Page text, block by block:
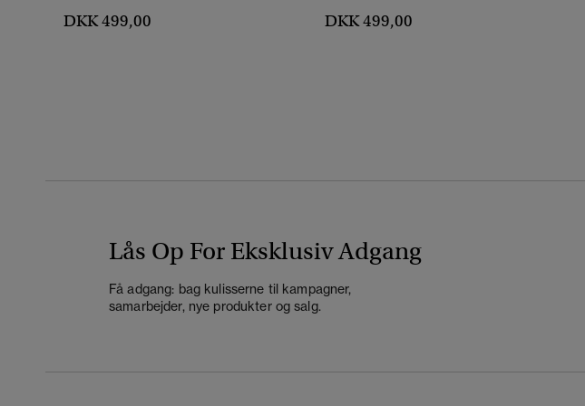
DKK 499,00 DKK 499,00
Lås Op For Eksklusiv Adgang
Få adgang: bag kulisserne til kampagner,
samarbejder, nye produkter og salg.